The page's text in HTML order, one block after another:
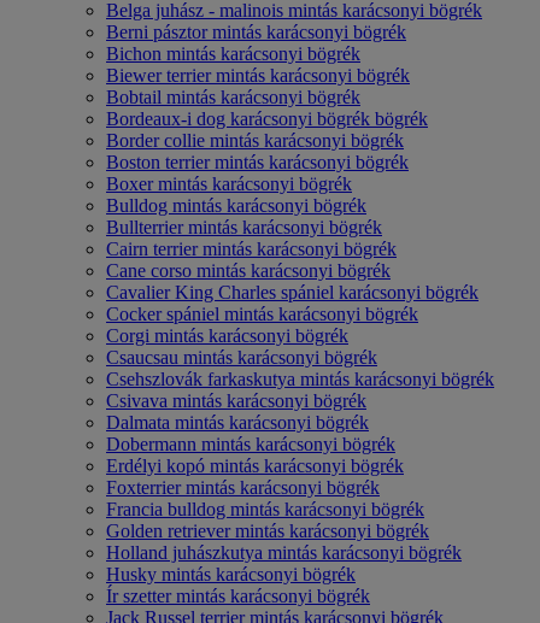
Belga juhász - malinois mintás karácsonyi bögrék
Berni pásztor mintás karácsonyi bögrék
Bichon mintás karácsonyi bögrék
Biewer terrier mintás karácsonyi bögrék
Bobtail mintás karácsonyi bögrék
Bordeaux-i dog karácsonyi bögrék bögrék
Border collie mintás karácsonyi bögrék
Boston terrier mintás karácsonyi bögrék
Boxer mintás karácsonyi bögrék
Bulldog mintás karácsonyi bögrék
Bullterrier mintás karácsonyi bögrék
Cairn terrier mintás karácsonyi bögrék
Cane corso mintás karácsonyi bögrék
Cavalier King Charles spániel karácsonyi bögrék
Cocker spániel mintás karácsonyi bögrék
Corgi mintás karácsonyi bögrék
Csaucsau mintás karácsonyi bögrék
Csehszlovák farkaskutya mintás karácsonyi bögrék
Csivava mintás karácsonyi bögrék
Dalmata mintás karácsonyi bögrék
Dobermann mintás karácsonyi bögrék
Erdélyi kopó mintás karácsonyi bögrék
Foxterrier mintás karácsonyi bögrék
Francia bulldog mintás karácsonyi bögrék
Golden retriever mintás karácsonyi bögrék
Holland juhászkutya mintás karácsonyi bögrék
Husky mintás karácsonyi bögrék
Ír szetter mintás karácsonyi bögrék
Jack Russel terrier mintás karácsonyi bögrék